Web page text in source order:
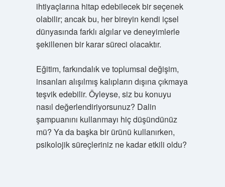
ihtiyaçlarına hitap edebilecek bir seçenek
olabilir; ancak bu, her bireyin kendi içsel
dünyasında farklı algılar ve deneyimlerle
şekillenen bir karar süreci olacaktır.
Eğitim, farkındalık ve toplumsal değişim,
insanları alışılmış kalıpların dışına çıkmaya
teşvik edebilir. Öyleyse, siz bu konuyu
nasıl değerlendiriyorsunuz? Dalin
şampuanını kullanmayı hiç düşündünüz
mü? Ya da başka bir ürünü kullanırken,
psikolojik süreçleriniz ne kadar etkili oldu?